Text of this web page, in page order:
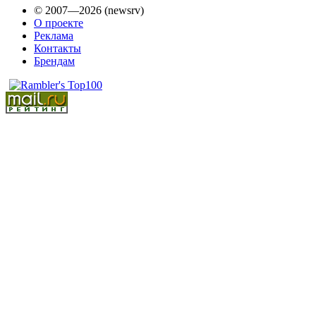
© 2007—2026 (newsrv)
О проекте
Реклама
Контакты
Брендам